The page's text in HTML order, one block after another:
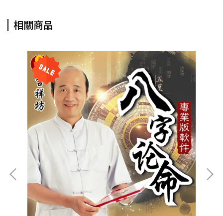
相關商品